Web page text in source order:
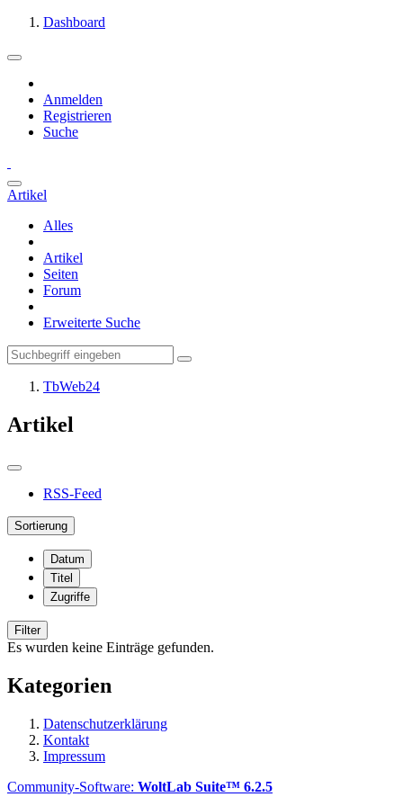
Dashboard
Anmelden
Registrieren
Suche
Artikel
Alles
Artikel
Seiten
Forum
Erweiterte Suche
TbWeb24
Artikel
RSS-Feed
Sortierung
Datum
Titel
Zugriffe
Filter
Es wurden keine Einträge gefunden.
Kategorien
Datenschutzerklärung
Kontakt
Impressum
Community-Software: WoltLab Suite™ 6.2.5